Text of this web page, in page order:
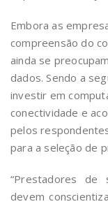
Embora as
compreensão do
ainda se
dados. Sendo a
investir em
conectividade e
pelos
para a seleção de
“Prestadores de
devem